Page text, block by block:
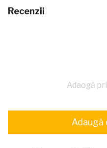
Recenzii
Adaogă
Adaugă